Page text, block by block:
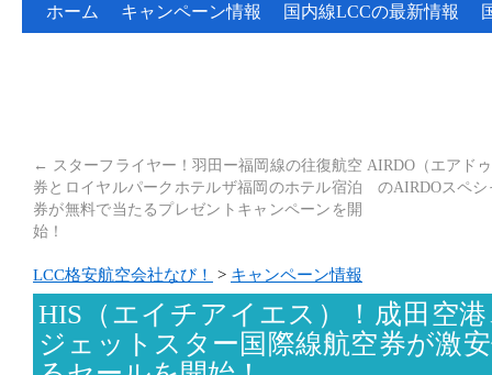
ホーム キャンペーン情報 国内線LCCの最新情報
← スターフライヤー！羽田ー福岡線の往復航空
券とロイヤルパークホテルザ福岡のホテル宿泊
券が無料で当たるプレゼントキャンペーンを開
始！
AIRDO（エアド
のAIRDOスペ
LCC格安航空会社なび！ > キャンペーン情報
HIS（エイチアイエス）！成田空
ジェットスター国際線航空券が激